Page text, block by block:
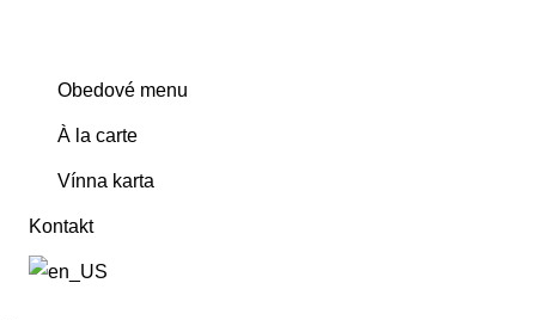
Obedové menu
À la carte
Vínna karta
Kontakt